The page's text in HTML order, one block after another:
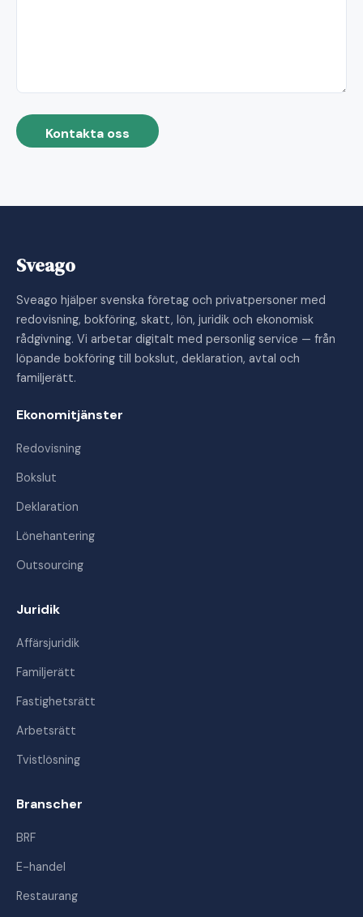
Kontakta oss
Sveago
Sveago hjälper svenska företag och privatpersoner med
redovisning, bokföring, skatt, lön, juridik och ekonomisk
rådgivning. Vi arbetar digitalt med personlig service — från
löpande bokföring till bokslut, deklaration, avtal och
familjerätt.
Ekonomitjänster
Redovisning
Bokslut
Deklaration
Lönehantering
Outsourcing
Juridik
Affärsjuridik
Familjerätt
Fastighetsrätt
Arbetsrätt
Tvistlösning
Branscher
BRF
E-handel
Restaurang